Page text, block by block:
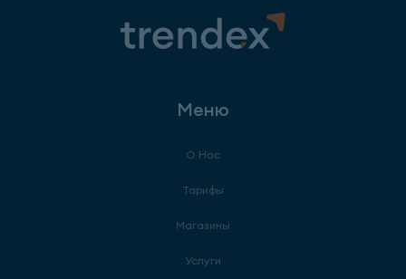
Меню
О Нас
Тарифы
Магазины
Услуги